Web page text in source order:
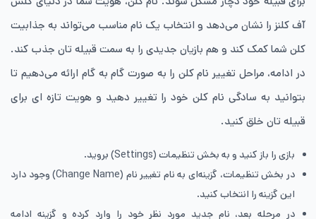
آف کلنز را نشان می‌دهد و انتخاب یک نام مناسب می‌تواند به جذابیت
کلن شما کمک کند و هم بازیان جدیدی را به سمت قبیله تان جذب کند.
در ادامه، مراحل تغییر نام کلن را به صورت گام به گام ارائه می‌دهیم تا
بتوانید به سادگی نام کلن خود را تغییر دهید و هویت تازه ای برای
قبیله تان خلق کنید.
بازی را باز کنید و به بخش تنظیمات (Settings) بروید.
در بخش تنظیمات، گزینه‌ای به نام تغییر نام (Change Name) وجود دارد
این گزینه را انتخاب کنید.
در مرحله بعد، نام جدید مورد نظر خود را وارد کرده و گزینه ادامه